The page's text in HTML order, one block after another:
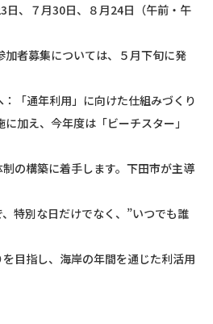
日、７月30日、８月24日（午前・午
者募集については、５月下旬に発
「通年利用」に向けた仕組みづくり
加え、今年度は「ビーチスター」
の構築に着手します。下田市が主導
特別な日だけでなく、”いつでも誰
目指し、海岸の年間を通じた利活用